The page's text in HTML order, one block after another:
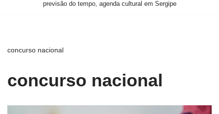
previsão do tempo, agenda cultural em Sergipe
concurso nacional
concurso nacional